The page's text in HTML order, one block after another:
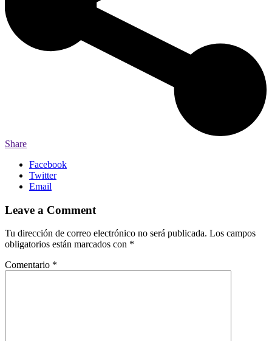
Share
Facebook
Twitter
Email
Leave a Comment
Tu dirección de correo electrónico no será publicada. Los campos
obligatorios están marcados con *
Comentario *